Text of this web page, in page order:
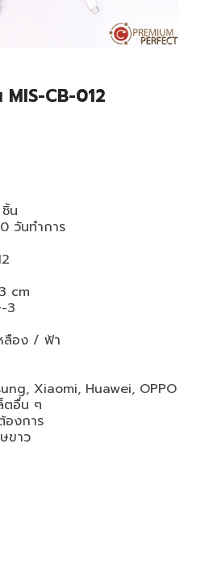
MIS-CB-012
น
วันทำการ
cm
3
ลือง / ฟ้า
Xiaomi, Huawei, OPPO
ตอื่น ๆ
องการ
ขาว